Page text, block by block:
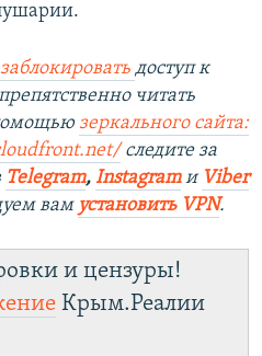
доступ к
читать
зеркального сайта:
следите за
Telegram, Instagramи Viber
вам установить VPN.
и цензуры!
Крым.Реалии